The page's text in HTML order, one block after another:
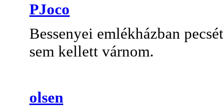
PJoco
Bessenyei emlékházban
sem kellett várnom.
olsen